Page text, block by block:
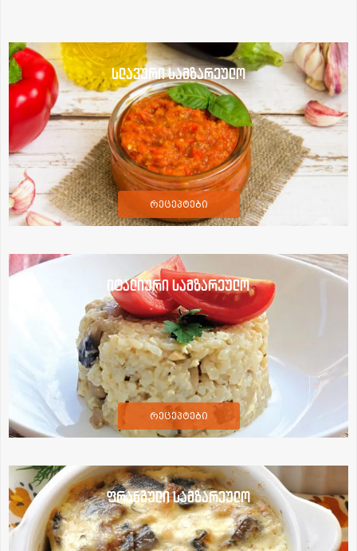
სლავური სამზარეულო
რეცეპტები
იტალიური სამზარეულო
რეცეპტები
ფრანგული სამზარეულო